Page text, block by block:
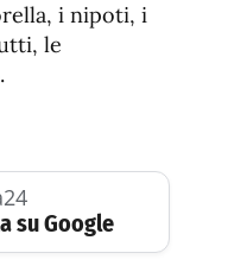
i nipoti, i
le
su Google